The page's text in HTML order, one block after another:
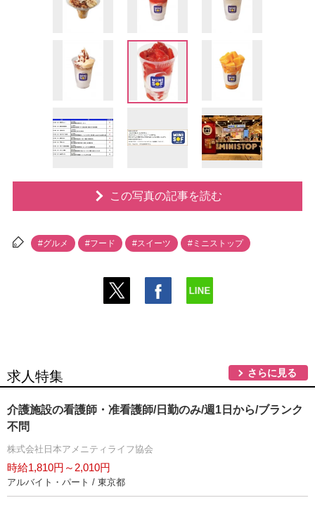
この写真の記事を読む
#グルメ #フード #スイーツ #ミニストップ
求人特集 さらに見る
介護施設の看護師・准看護師/日勤のみ/週1日から/ブランク
不問
株式会社日本アメニティライフ協会
時給1,810円～2,010円
アルバイト・パート / 東京都